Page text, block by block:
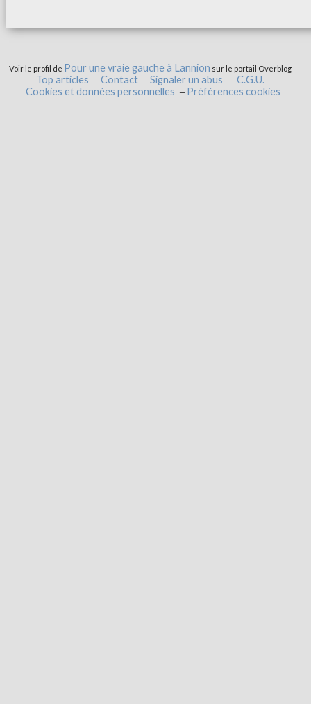
Voir le profil de Pour une vraie gauche à Lannion sur le portail Overblog
Top articles Contact Signaler un abus
C.G.U.
Cookies et données personnelles
Préférences cookies